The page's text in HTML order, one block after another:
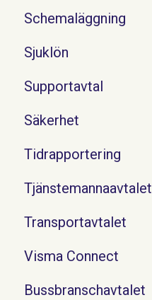
Schemaläggning
Sjuklön
Supportavtal
Säkerhet
Tidrapportering
Tjänstemannaavtalet
Transportavtalet
Visma Connect
Bussbranschavtalet